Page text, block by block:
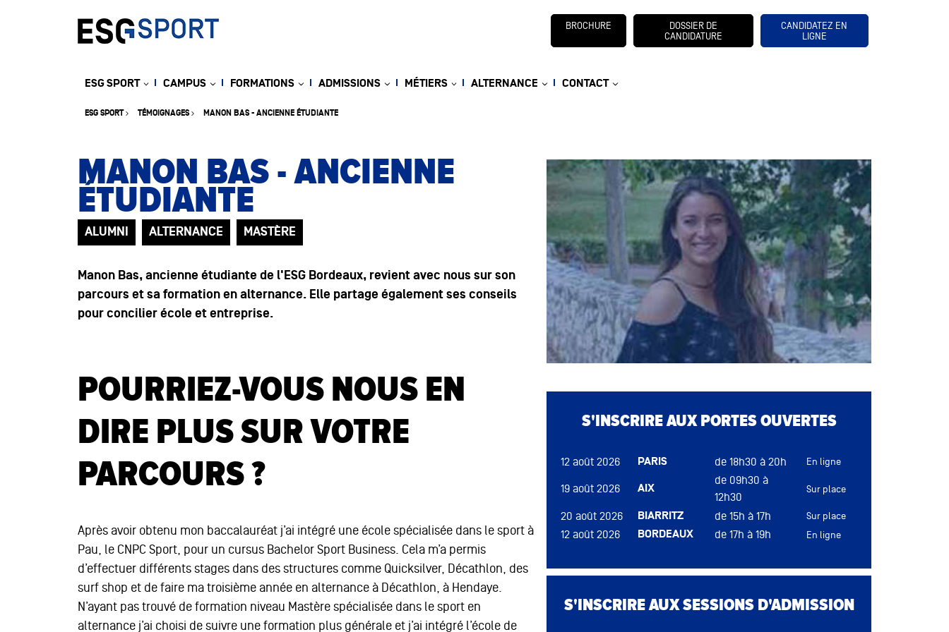
ESG SPORT TÉMOIGNAGES MANON BAS - ANCIENNE ÉTUDIANTE
MANON BAS - ANCIENNE
ÉTUDIANTE
ALUMNI ALTERNANCE MASTÈRE
Manon Bas, ancienne étudiante de l'ESG Bordeaux, revient avec nous sur son
parcours et sa formation en alternance. Elle partage également ses conseils
pour concilier école et entreprise.
POURRIEZ-VOUS NOUS EN
DIRE PLUS SUR VOTRE
PARCOURS ?
Après avoir obtenu mon baccalauréat j’ai intégré une école spécialisée dans le sport à
Pau, le CNPC Sport, pour un cursus Bachelor Sport Business. Cela m’a permis
d’effectuer différents stages dans des structures comme Quicksilver, Décathlon, des
surf shop et de faire ma troisième année en alternance à Décathlon, à Hendaye.
N’ayant pas trouvé de formation niveau Mastère spécialisée dans le sport en
alternance j’ai choisi de suivre une formation plus générale et j’ai intégré l’école de
S'INSCRIRE AUX PORTES OUVERTES
12 août 2026 PARIS de 18h30 à 20h En ligne
19 août 2026 AIX
de 09h30 à
12h30
Sur place
20 août 2026 BIARRITZ de 15h à 17h Sur place
12 août 2026 BORDEAUX de 17h à 19h En ligne
09 sep 2026 LYON de 17h à 19h Sur place
26 août 2026 NANTES de 14h30 à 17h30 Sur place
S'INSCRIRE AUX SESSIONS D'ADMISSION
BROCHURE
DOSSIER DE
CANDIDATURE
CANDIDATEZ EN
LIGNE
ESG SPORT CAMPUS FORMATIONS ADMISSIONS MÉTIERS ALTERNANCE CONTACT